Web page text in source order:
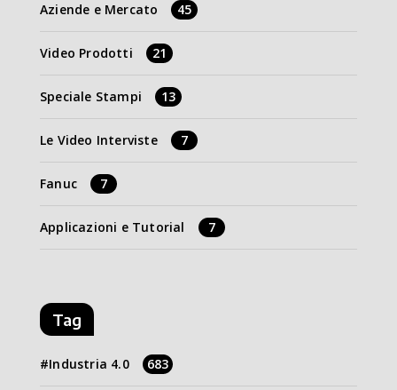
Aziende e Mercato 45
Video Prodotti 21
Speciale Stampi 13
Le Video Interviste 7
Fanuc 7
Applicazioni e Tutorial 7
Tag
Industria 4.0 683